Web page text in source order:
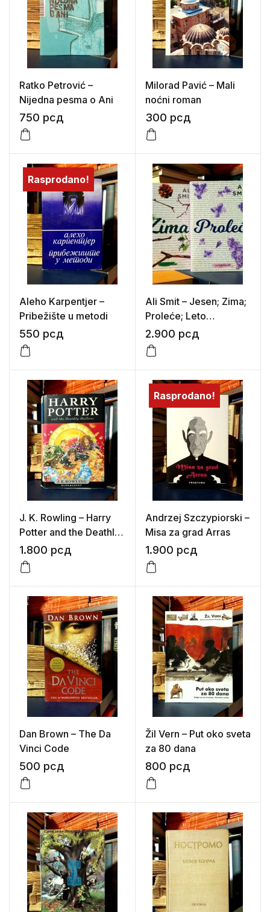
Ratko Petrović –
Nijedna pesma o Ani
750 рсд
Milorad Pavić – Mali
noćni roman
300 рсд
Rasprodano!
Aleho Karpentjer –
Pribežište u metodi
550 рсд
Ali Smit – Jesen; Zima;
Proleće; Leto
(Sezonski kvartet)
2.900 рсд
J. K. Rowling – Harry
Potter and the Deathly
Hallows
1.800 рсд
Rasprodano!
Andrzej Szczypiorski –
Misa za grad Arras
1.900 рсд
Dan Brown – The Da
Vinci Code
500 рсд
Žil Vern – Put oko sveta
za 80 dana
800 рсд